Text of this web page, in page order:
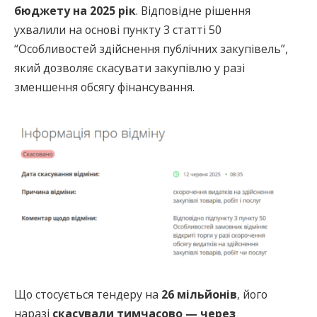
бюджету на 2025 рік. Відповідне рішення
ухвалили на основі пункту 3 статті 50
“Особливостей здійснення публічних закупівель”,
який дозволяє скасувати закупівлю у разі
зменшення обсягу фінансування.
Що стосується тендеру на 26 мільйонів, його
наразі скасували тимчасово — через